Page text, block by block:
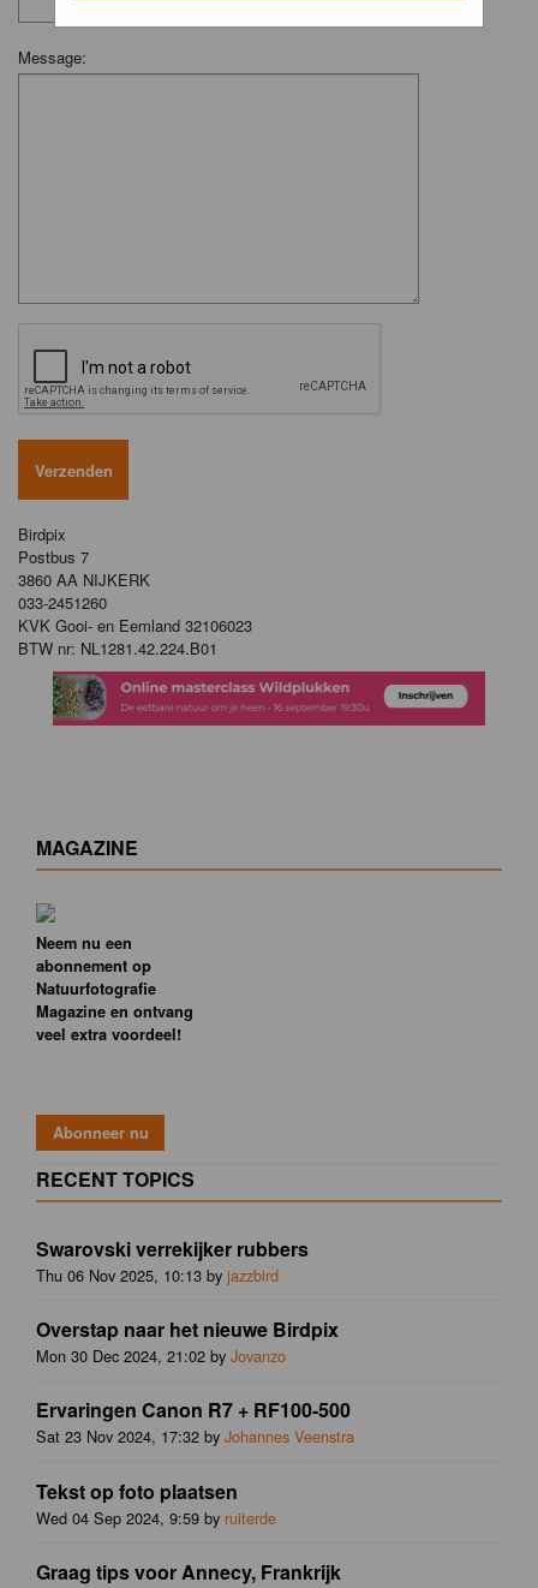
Message:
Birdpix
Postbus 7
3860 AA NIJKERK
033-2451260
KVK Gooi- en Eemland 32106023
BTW nr: NL1281.42.224.B01
MAGAZINE
Neem nu een
abonnement op
Natuurfotografie
Magazine en ontvang
veel extra voordeel!
RECENT TOPICS
Swarovski verrekijker rubbers
Thu 06 Nov 2025, 10:13 by jazzbird
Overstap naar het nieuwe Birdpix
Mon 30 Dec 2024, 21:02 by Jovanzo
Ervaringen Canon R7 + RF100-500
Sat 23 Nov 2024, 17:32 by Johannes Veenstra
Tekst op foto plaatsen
Wed 04 Sep 2024, 9:59 by ruiterde
Graag tips voor Annecy, Frankrijk